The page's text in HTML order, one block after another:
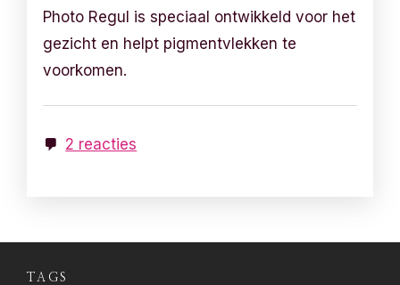
Photo Regul is speciaal ontwikkeld voor het
gezicht en helpt pigmentvlekken te
voorkomen.
2 reacties
TAGS